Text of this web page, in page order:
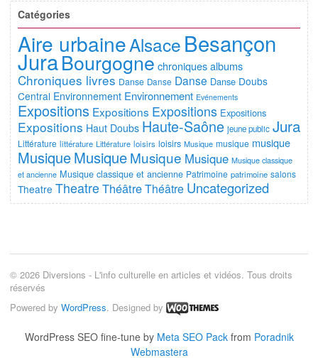
Catégories
Aire urbaineAlsace Besançon
JuraBourgogne chroniques albums
Chroniques livres Danse Danse Danse Danse Doubs
Central Environnement Environnement Evénements
Expositions Expositions Expositions Expositions
Expositions Haut Doubs Haute-Saône jeune public Jura
Littérature littérature Littérature loisirs loisirs Musique musique musique
MusiqueMusiqueMusique Musique Musique classique
et ancienne Musique classique et ancienne Patrimoine patrimoine salons
Theatre Theatre ThéâtreThéâtre Uncategorized
© 2026 Diversions - L'info culturelle en articles et vidéos. Tous droits
réservés
Powered by WordPress. Designed by
WordPress SEO fine-tune by Meta SEO Packfrom Poradnik
Webmastera